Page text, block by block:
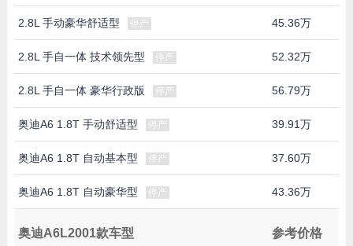
2.8L 手动豪华舒适型 停产 45.36万
2.8L 手自一体 技术领先型 停产 52.32万
2.8L 手自一体 豪华行政版 停产 56.79万
奥迪A6 1.8T 手动舒适型 停产 39.91万
奥迪A6 1.8T 自动基本型 停产 37.60万
奥迪A6 1.8T 自动豪华型 停产 43.36万
奥迪A6L2001款车型 参考价格